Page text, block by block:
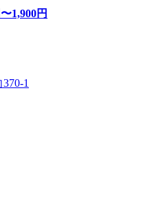
1,900円
1